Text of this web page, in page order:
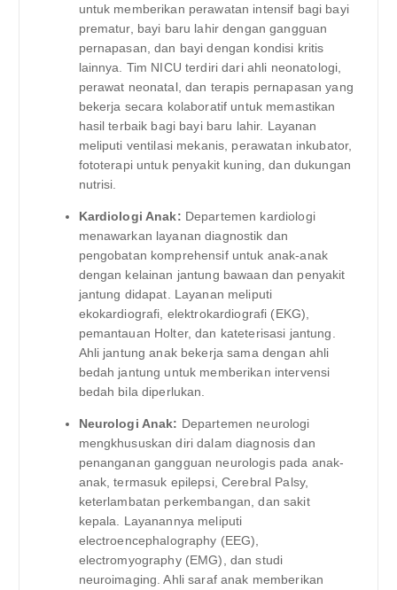
untuk memberikan perawatan intensif bagi bayi
prematur, bayi baru lahir dengan gangguan
pernapasan, dan bayi dengan kondisi kritis
lainnya. Tim NICU terdiri dari ahli neonatologi,
perawat neonatal, dan terapis pernapasan yang
bekerja secara kolaboratif untuk memastikan
hasil terbaik bagi bayi baru lahir. Layanan
meliputi ventilasi mekanis, perawatan inkubator,
fototerapi untuk penyakit kuning, dan dukungan
nutrisi.
Kardiologi Anak: Departemen kardiologi
menawarkan layanan diagnostik dan
pengobatan komprehensif untuk anak-anak
dengan kelainan jantung bawaan dan penyakit
jantung didapat. Layanan meliputi
ekokardiografi, elektrokardiografi (EKG),
pemantauan Holter, dan kateterisasi jantung.
Ahli jantung anak bekerja sama dengan ahli
bedah jantung untuk memberikan intervensi
bedah bila diperlukan.
Neurologi Anak: Departemen neurologi
mengkhususkan diri dalam diagnosis dan
penanganan gangguan neurologis pada anak-
anak, termasuk epilepsi, Cerebral Palsy,
keterlambatan perkembangan, dan sakit
kepala. Layanannya meliputi
electroencephalography (EEG),
electromyography (EMG), dan studi
neuroimaging. Ahli saraf anak memberikan